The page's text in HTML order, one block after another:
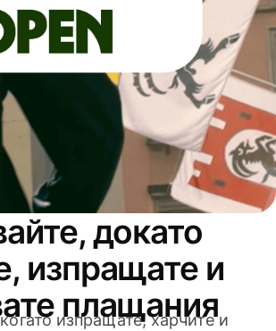
докато
изпращате и
плащания
изпращате, харчите и